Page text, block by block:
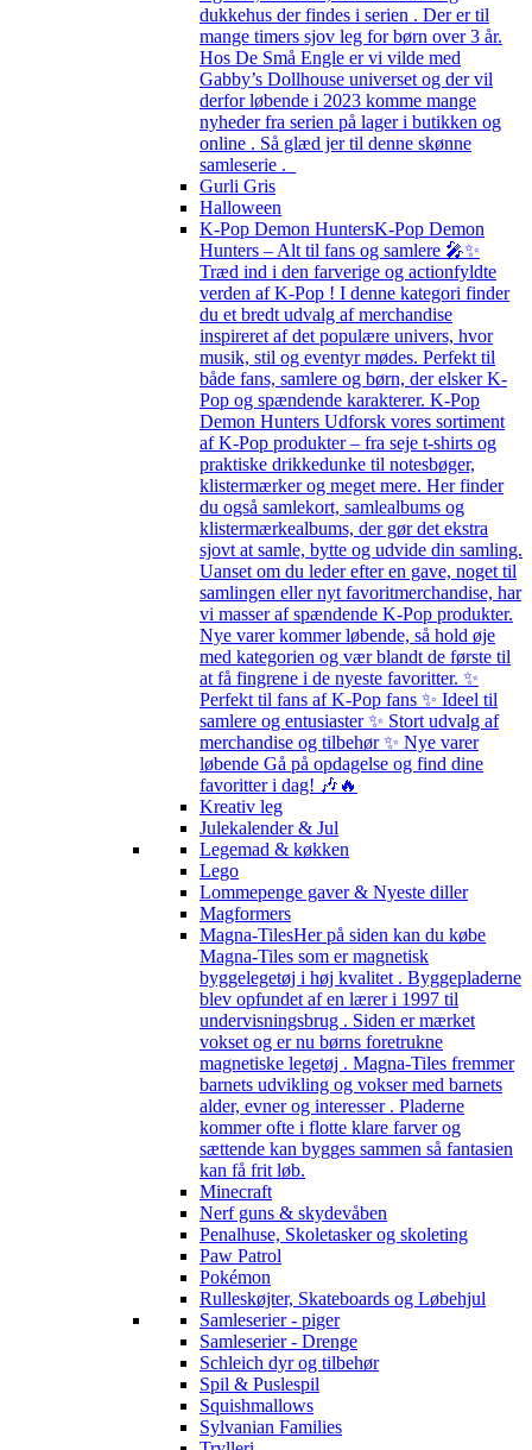
dukkehus der findes i serien . Der er til
mange timers sjov leg for børn over 3 år.
Hos De Små Engle er vi vilde med
Gabby’s Dollhouse universet og der vil
derfor løbende i 2023 komme mange
nyheder fra serien på lager i butikken og
online . Så glæd jer til denne skønne
samleserie .
Gurli Gris
Halloween
K-Pop Demon HuntersK-Pop Demon
Hunters – Alt til fans og samlere 🎤✨
Træd ind i den farverige og actionfyldte
verden af K-Pop ! I denne kategori finder
du et bredt udvalg af merchandise
inspireret af det populære univers, hvor
musik, stil og eventyr mødes. Perfekt til
både fans, samlere og børn, der elsker K-
Pop og spændende karakterer. K-Pop
Demon Hunters Udforsk vores sortiment
af K-Pop produkter – fra seje t-shirts og
praktiske drikkedunke til notesbøger,
klistermærker og meget mere. Her finder
du også samlekort, samlealbums og
klistermærkealbums, der gør det ekstra
sjovt at samle, bytte og udvide din samling.
Uanset om du leder efter en gave, noget til
samlingen eller nyt favoritmerchandise, har
vi masser af spændende K-Pop produkter.
Nye varer kommer løbende, så hold øje
med kategorien og vær blandt de første til
at få fingrene i de nyeste favoritter. ✨
Perfekt til fans af K-Pop fans ✨ Ideel til
samlere og entusiaster ✨ Stort udvalg af
merchandise og tilbehør ✨ Nye varer
løbende Gå på opdagelse og find dine
favoritter i dag! 🎶🔥
Kreativ leg
Julekalender & Jul
Legemad & køkken
Lego
Lommepenge gaver & Nyeste diller
Magformers
Magna-TilesHer på siden kan du købe
Magna-Tiles som er magnetisk
byggelegetøj i høj kvalitet . Byggepladerne
blev opfundet af en lærer i 1997 til
undervisningsbrug . Siden er mærket
vokset og er nu børns foretrukne
magnetiske legetøj . Magna-Tiles fremmer
barnets udvikling og vokser med barnets
alder, evner og interesser . Pladerne
kommer ofte i flotte klare farver og
sættende kan bygges sammen så fantasien
kan få frit løb.
Minecraft
Nerf guns & skydevåben
Penalhuse, Skoletasker og skoleting
Paw Patrol
Pokémon
Rulleskøjter, Skateboards og Løbehjul
Samleserier - piger
Samleserier - Drenge
Schleich dyr og tilbehør
Spil & Puslespil
Squishmallows
Sylvanian Families